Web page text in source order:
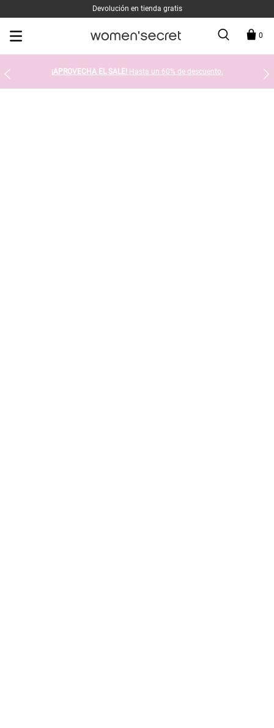
Devolución en tienda gratis
0
¡APROVECHA EL SALE! Hasta un 60% de descuento.